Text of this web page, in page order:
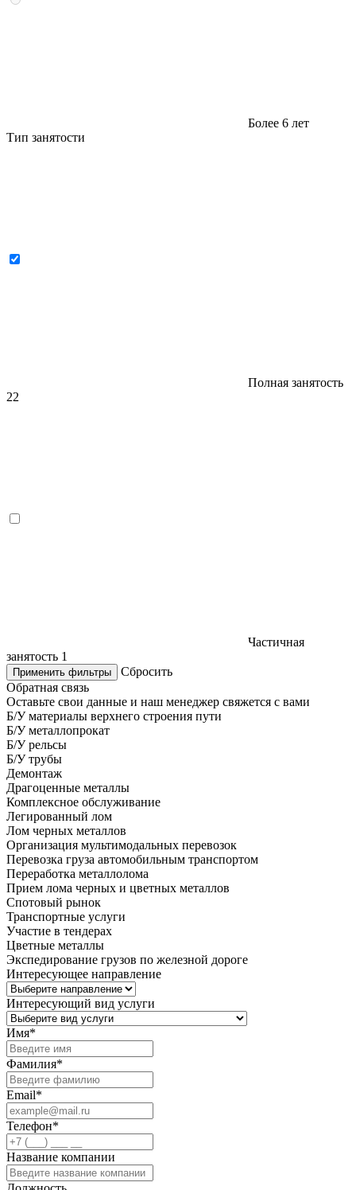
Более 6 лет
Тип занятости
Полная занятость
22
Частичная
занятость 1
Применить фильтры
Сбросить
Обратная связь
Оставьте свои данные и наш менеджер свяжется с вами
Б/У материалы верхнего строения пути
Б/У металлопрокат
Б/У рельсы
Б/У трубы
Демонтаж
Драгоценные металлы
Комплексное обслуживание
Легированный лом
Лом черных металлов
Организация мультимодальных перевозок
Перевозка груза автомобильным транспортом
Переработка металлолома
Прием лома черных и цветных металлов
Спотовый рынок
Транспортные услуги
Участие в тендерах
Цветные металлы
Экспедирование грузов по железной дороге
Интересующее направление
Интересующий вид услуги
Имя*
Фамилия*
Email*
Телефон*
Название компании